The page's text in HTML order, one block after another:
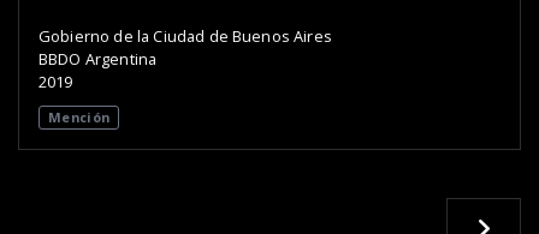
Gobierno de la Ciudad de Buenos Aires
BBDO Argentina
2019
Mención